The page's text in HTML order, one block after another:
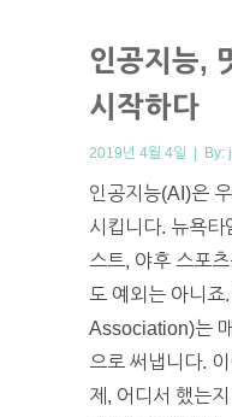
인공지능,
시작하다
2019년 4월 4일 | By:
인공지능(AI)은
시킵니다. 뉴욕타
스트, 야후 스포
도 예외는 아니
Association)는
으로 써냅니다.
제, 어디서 했는